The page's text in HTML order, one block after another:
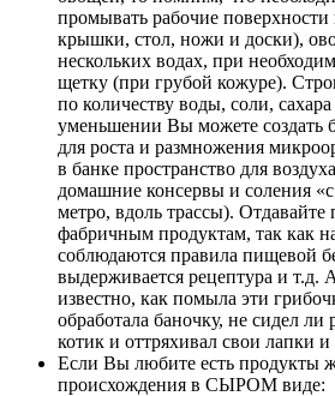
промывать рабочие
крышки, стол, ножи и доски),
нескольких водах, при
щетку (при грубой кожуре).
по количеству воды, соли,
уменьшении Вы можете создать
для роста и размножения
в банке пространство для
домашние консервы и соления
метро, вдоль трассы). Отдавайте
фабричным продуктам, так как
соблюдаются правила пищевой
выдерживается рецептура и т.д.
известно, как помыла эти
обработала баночку, не сидел
котик и оттряхивал свои лапки и
Если Вы любите есть продукты
происхождения в СЫРОМ виде: